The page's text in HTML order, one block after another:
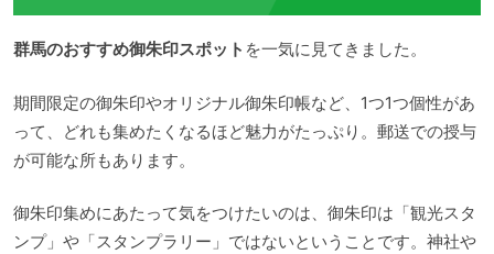
群馬のおすすめ御朱印スポット を一気に見てきました。
期間限定の御朱印やオリジナル御朱印帳など、1つ1つ個性があ
って、どれも集めたくなるほど魅力がたっぷり。郵送での授与
が可能な所もあります。
御朱印集めにあたって気をつけたいのは、御朱印は「観光スタ
ンプ」や「スタンプラリー」ではないということです。神社や